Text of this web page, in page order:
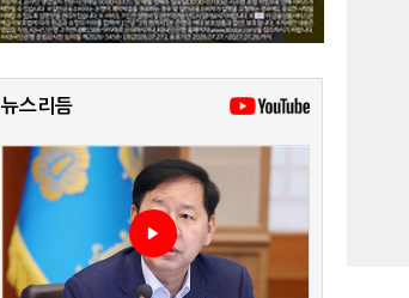
뉴스리듬